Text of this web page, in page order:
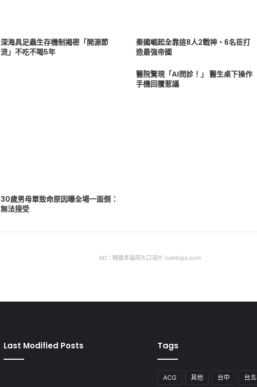
深海具足蟲生存機制揭密「開源節
流」不吃不喝5年
秦國崛起全靠這8人2戰神、6名臣打
造最強帝國
30歲男母單致命原因曝全場一面倒：
無法接受
醫院驚現「AI問診！」 醫生桌下操作
手機回覆惹議
AD：韓國幸福持久口溶片 isentrips.com
Last Modified Posts Tags
ACG 其他 台中 台北